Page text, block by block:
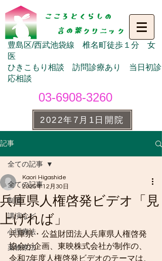
豊島区/西武池袋線 椎名町徒歩１分 女
医
ひきこもり相談 訪問診療あり 当日初診
応相談
03-6908-3260
2022年7月1日開院
記事
全ての記事
制度
講演など
心理療法
薬物療法
全ての記事
兵庫県人権啓発ビデオ「見
上げれば」
Kaori Higashide
2025年12月30日
兵庫県・公益財団法人兵庫県人権啓発
協会が企画、東映株式会社が制作の、
令和7年度人権啓発ビデオのテーマは、